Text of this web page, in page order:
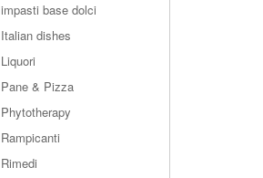
impasti base dolci
Italian dishes
Liquori
Pane & Pizza
Phytotherapy
Rampicanti
Rimedi